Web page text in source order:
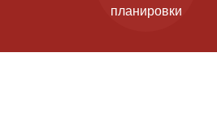
планировки